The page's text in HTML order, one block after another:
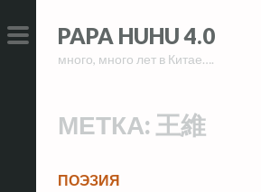
to
PRIMARY
to
PAPA HUHU 4.0
много, много лет в Китае….
МЕТКА: 王維
ПОЭЗИЯ